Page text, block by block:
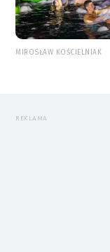
MIROSŁAW KOŚCIELNIAK
REKLAMA